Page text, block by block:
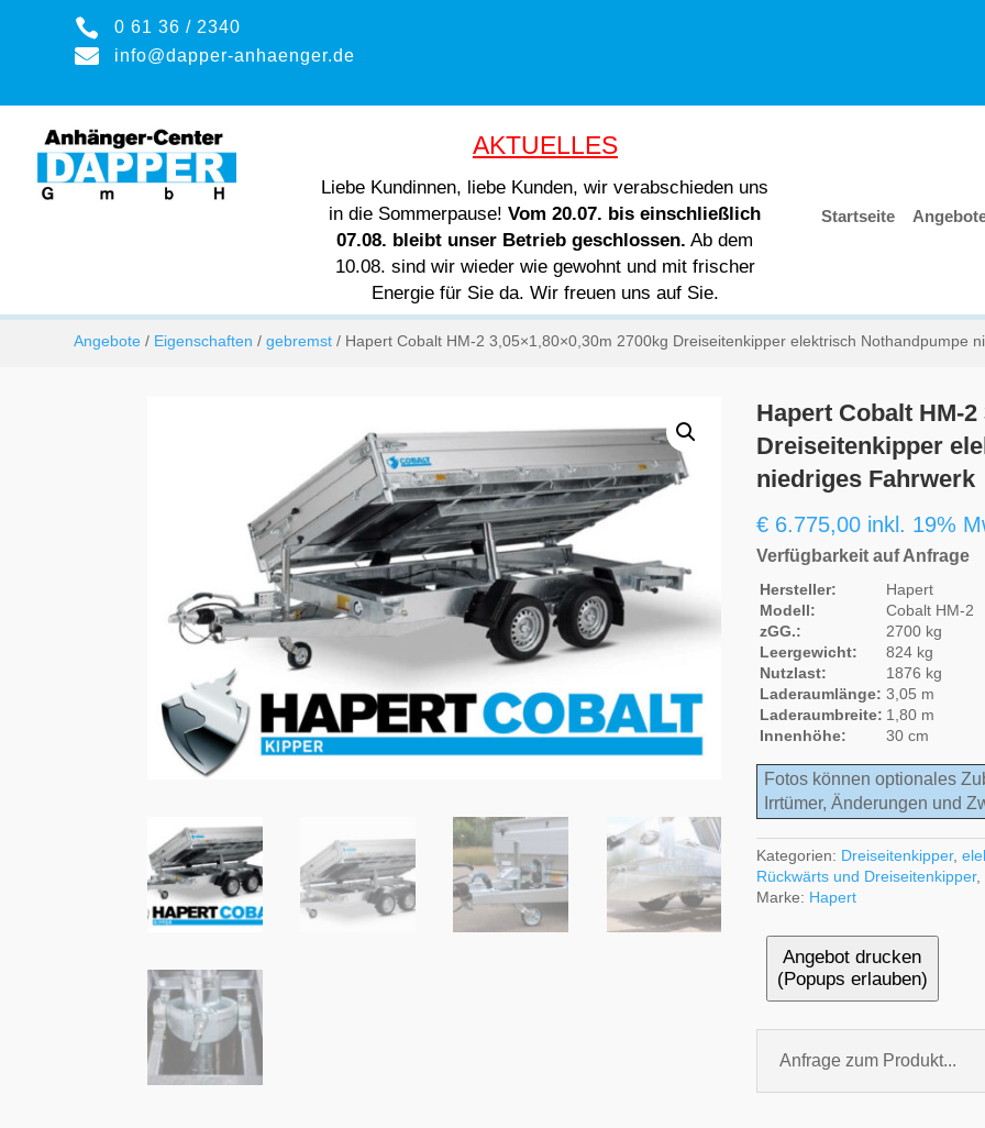
 0 61 36 / 2340
 info@dapper-anhaenger.de
AKTUELLES
Liebe Kundinnen, liebe Kunden, wir verabschieden uns
in die Sommerpause!Vom 20.07. bis einschließlich
07.08. bleibt unser Betrieb geschlossen. Ab dem
10.08. sind wir wieder wie gewohnt und mit frischer
Energie für Sie da. Wir freuen uns auf Sie.
Startseite
Angebote / Eigenschaften /gebremst / Hapert Cobalt HM-2 3,05×1,80×0,30m 2700kg Dreiseitenkipper elektrisch Nothandpumpe
Hapert Cobalt HM-2
Dreiseitenkipper
niedriges Fahrwerk
€ 6.775,00 inkl. 19%
Verfügbarkeit auf Anfrage
Hersteller:
Hapert
Modell:
Cobalt HM-2
zGG.:
2700 kg
Leergewicht:
824 kg
Nutzlast:
1876 kg
Laderaumlänge: 3,05 m
Laderaumbreite: 1,80 m
Innenhöhe:
30 cm
Fotos können optionales
Irrtümer, Änderungen und
Kategorien: Dreiseitenkipper,
Rückwärts und Dreiseitenkipper,
Marke: Hapert
Angebot drucken
(Popups erlauben)
Anfrage zum Produkt...